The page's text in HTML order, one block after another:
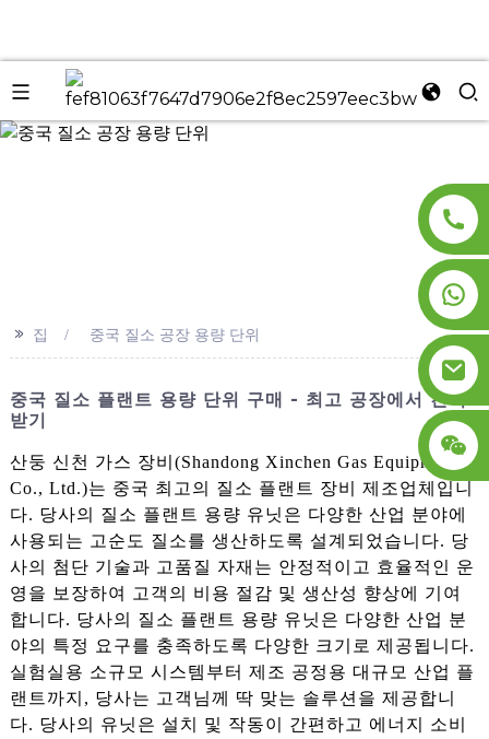
>> 집 중국 질소 공장 용량 단위
중국 질소 플랜트 용량 단위 구매 - 최고 공장에서 견적
받기
산둥 신천 가스 장비(Shandong Xinchen Gas Equipment
Co., Ltd.)는 중국 최고의 질소 플랜트 장비 제조업체입니
다. 당사의 질소 플랜트 용량 유닛은 다양한 산업 분야에
사용되는 고순도 질소를 생산하도록 설계되었습니다. 당
사의 첨단 기술과 고품질 자재는 안정적이고 효율적인 운
영을 보장하여 고객의 비용 절감 및 생산성 향상에 기여
합니다. 당사의 질소 플랜트 용량 유닛은 다양한 산업 분
야의 특정 요구를 충족하도록 다양한 크기로 제공됩니다.
실험실용 소규모 시스템부터 제조 공정용 대규모 산업 플
랜트까지, 당사는 고객님께 딱 맞는 솔루션을 제공합니
다. 당사의 유닛은 설치 및 작동이 간편하고 에너지 소비